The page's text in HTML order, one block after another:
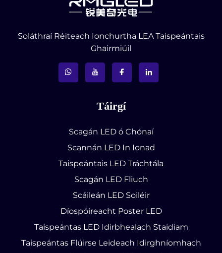
Soláthraí Réiteach Ionchurtha LEA Taispeántais
Ghairmiúil
Táirgí
Scagán LED ó Chónaí
Scannán LED In Ionad
Taispeántais LED Tráchtála
Scagán LED Fliuch
Scáileán LED Soiléir
Díospóireacht Poster LED
Taispeántas LED Idirbhealach Staidiam
Taispeántas Flúirse Leideach Idirghníomhach